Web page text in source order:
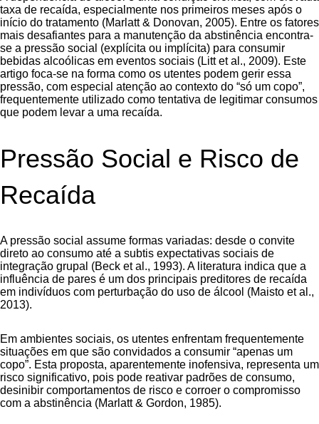
taxa de recaída, especialmente nos primeiros meses após o
início do tratamento (Marlatt & Donovan, 2005). Entre os fatores
mais desafiantes para a manutenção da abstinência encontra-
se a pressão social (explícita ou implícita) para consumir
bebidas alcoólicas em eventos sociais (Litt et al., 2009). Este
artigo foca-se na forma como os utentes podem gerir essa
pressão, com especial atenção ao contexto do “só um copo”,
frequentemente utilizado como tentativa de legitimar consumos
que podem levar a uma recaída.
Pressão Social e Risco de
Recaída
A pressão social assume formas variadas: desde o convite
direto ao consumo até a subtis expectativas sociais de
integração grupal (Beck et al., 1993). A literatura indica que a
influência de pares é um dos principais preditores de recaída
em indivíduos com perturbação do uso de álcool (Maisto et al.,
2013).
Em ambientes sociais, os utentes enfrentam frequentemente
situações em que são convidados a consumir “apenas um
copo”. Esta proposta, aparentemente inofensiva, representa um
risco significativo, pois pode reativar padrões de consumo,
desinibir comportamentos de risco e corroer o compromisso
com a abstinência (Marlatt & Gordon, 1985).